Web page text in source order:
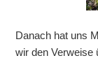
Danach hat uns
wir den Verweise